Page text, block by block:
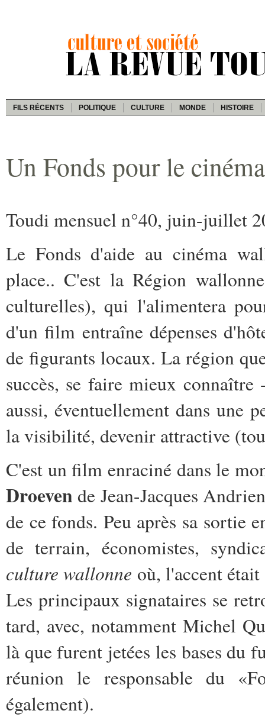
FILS RÉCENTS POLITIQUE CULTURE MONDE HISTOIRE
Un Fonds pour le
Toudi mensuel n°40, juin-juillet
Le Fonds d'aide au cinéma
place.. C'est la Région
culturelles), qui l'alimentera
d'un film entraîne dépenses
de figurants locaux. La région
succès, se faire mieux
aussi, éventuellement dans une
la visibilité, devenir attractive
C'est un film enraciné dans le
Droeven de Jean-Jacques
de ce fonds. Peu après sa sortie
de terrain, économistes,
culture wallonne où, l'accent
Les principaux signataires se
tard, avec, notamment Michel
là que furent jetées les bases du
réunion le responsable du
également).